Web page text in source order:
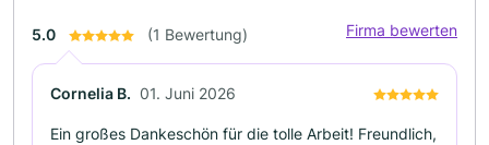
5.0 (1 Bewertung) Firma bewerten
Cornelia B. 01. Juni 2026
Ein großes Dankeschön für die tolle Arbeit! Freundlich,